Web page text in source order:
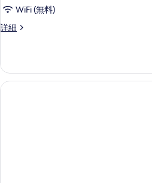
べ
て
真
を
煙
の
詳
用
バ
ル
ー
WiFi (無料)
詳細
洋
用
共
用